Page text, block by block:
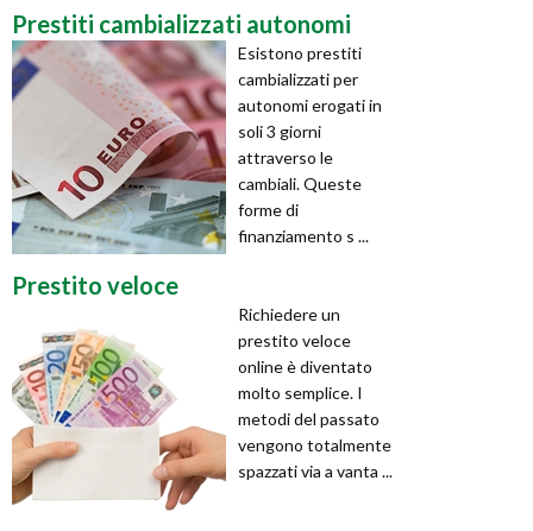
Prestiti cambializzati autonomi
Esistono prestiti
cambializzati per
autonomi erogati in
soli 3 giorni
attraverso le
cambiali. Queste
forme di
finanziamento s ...
Prestito veloce
Richiedere un
prestito veloce
online è diventato
molto semplice. I
metodi del passato
vengono totalmente
spazzati via a vanta ...